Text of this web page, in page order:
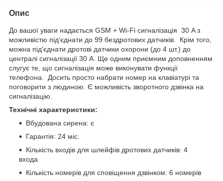
Опис
До вашої уваги надається GSM + Wi-Fi сигналізація 30 A з
можливістю під'єднати до 99 бездротових датчиків. Крім того,
можна під'єднати дротові датчики охорони (до 4 шт.) до
централі сигналізації 30 A. Ще одним приємним доповненням
слугує те, що сигналізація може виконувати функції
телефона. Досить просто набрати номер на клавіатурі та
поговорити з людиною. Є можливість зворотного дзвінка на
сигналізацію.
Технічні характеристики:
Вбудована сирена: є
Гарантія: 24 міс.
Кількість входів для шлейфів дротових датчиків: 4
входа
Кількість номерів для сповіщення дзвінком: 6 номерів